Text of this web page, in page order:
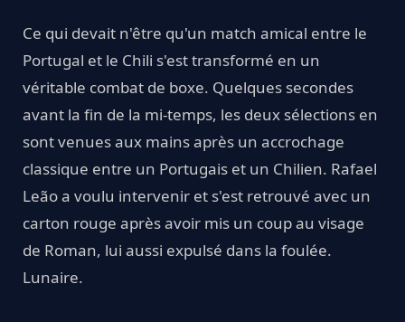
Ce qui devait n'être qu'un match amical entre le
Portugal et le Chili s'est transformé en un
véritable combat de boxe. Quelques secondes
avant la fin de la mi-temps, les deux sélections en
sont venues aux mains après un accrochage
classique entre un Portugais et un Chilien. Rafael
Leão a voulu intervenir et s'est retrouvé avec un
carton rouge après avoir mis un coup au visage
de Roman, lui aussi expulsé dans la foulée.
Lunaire.